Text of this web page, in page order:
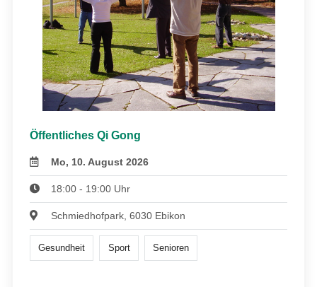
Öffentliches Qi Gong
Mo, 10. August 2026
18:00 - 19:00 Uhr
Schmiedhofpark, 6030 Ebikon
Gesundheit Sport Senioren